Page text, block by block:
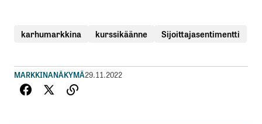
karhumarkkina kurssikäänne Sijoittajasentimentti
MARKKINANÄKYMÄ29.11.2022